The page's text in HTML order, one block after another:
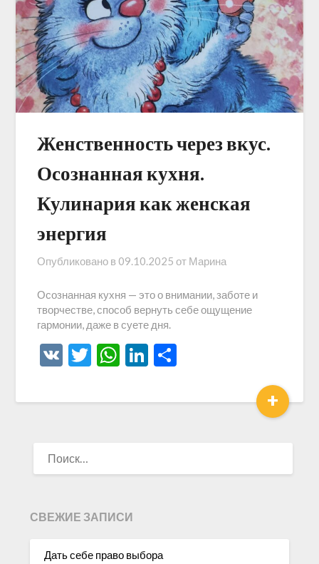
Женственность через вкус.
Осознанная кухня.
Кулинария как женская
энергия
Опубликовано в 09.10.2025 от Марина
Осознанная кухня — это о внимании, заботе и
творчестве, способ вернуть себе ощущение
гармонии, даже в суете дня.
VK Twitter
WhatsApp
LinkedIn
+
СВЕЖИЕ ЗАПИСИ
Дать себе право выбора